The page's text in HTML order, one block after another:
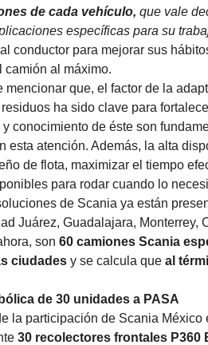
de cada vehículo, que vale
específicas para su
conductor para mejorar sus
camión al máximo.
mencionar que, el factor de la
ha sido clave para
conocimiento de éste son
esta atención. Además, la alta
de flota, maximizar el tiempo
para rodar cuando lo
de Scania ya están
Juárez, Guadalajara, Monterrey,
son 60 camiones Scania
ciudades y se calcula que al
de 30 unidades a PASA
la participación de Scania
30 recolectores frontales P360